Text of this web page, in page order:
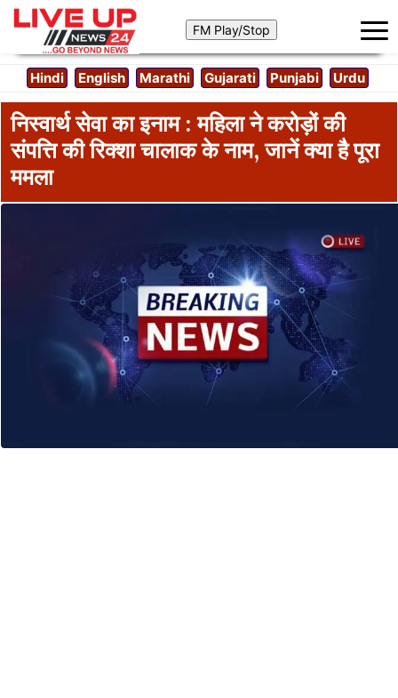
Hindi English Marathi Gujarati Punjabi Urdu
निस्वार्थ सेवा का इनाम : महिला ने करोड़ों की
संपत्ति की रिक्शा चालाक के नाम, जानें क्या है पूरा
ममला